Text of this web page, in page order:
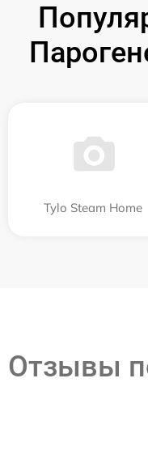
Tylo Steam Home
Отзывы